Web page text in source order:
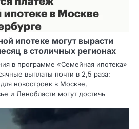
ипотеке могут вырасти
в столичных регионах
в программе «Семейная ипотека»
выплаты почти в 2,5 раза:
новостроек в Москве,
и Ленобласти могут достичь